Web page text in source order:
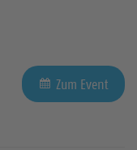
Zum Event